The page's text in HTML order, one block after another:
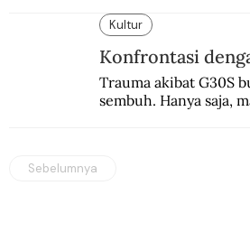
Kultur
Konfrontasi
Trauma akibat G30S
sembuh. Hanya saja,
Sebelumnya